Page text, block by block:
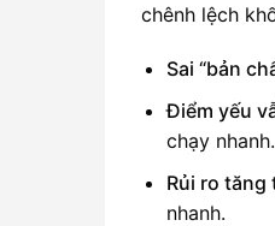
chênh lệch
Sai “bản
Điểm yếu
chạy nhanh.
Rủi ro
nhanh.